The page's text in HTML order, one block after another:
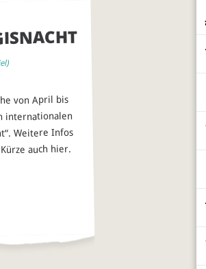
)
von April bis
internationalen
Weitere Infos
auch hier.